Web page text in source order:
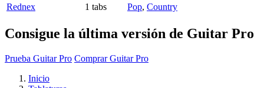
Rednex
1 tabs Pop, Country
Consigue la última versión de Guitar Pro
Prueba Guitar Pro Comprar Guitar Pro
Inicio